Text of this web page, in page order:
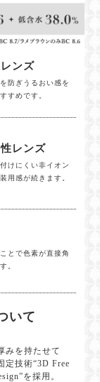
ンズ
防ぎうるおい感を
すめです。
レンズ
けにくい非イオン
用感が続きます。
とで色素が直接角
。
いて
みを持たせて
定技術“3D Free
を採用。